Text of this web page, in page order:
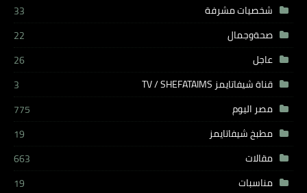
شخصيات مشرفة
33
صحةوجمال
22
عاجل
26
قناة شيفاتايمز TV / SHEFATAIMS
3
مصر اليوم
775
مطبخ شيفاتايمز
19
مقالات
663
مناسبات
19